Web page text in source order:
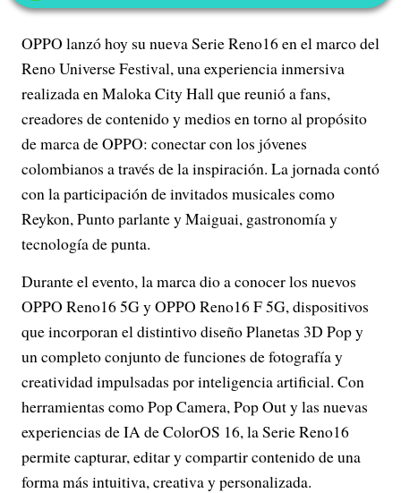
OPPO lanzó hoy su nueva Serie Reno16 en el marco del
Reno Universe Festival, una experiencia inmersiva
realizada en Maloka City Hall que reunió a fans,
creadores de contenido y medios en torno al propósito
de marca de OPPO: conectar con los jóvenes
colombianos a través de la inspiración. La jornada contó
con la participación de invitados musicales como
Reykon, Punto parlante y Maiguai, gastronomía y
tecnología de punta.
Durante el evento, la marca dio a conocer los nuevos
OPPO Reno16 5G y OPPO Reno16 F 5G, dispositivos
que incorporan el distintivo diseño Planetas 3D Pop y
un completo conjunto de funciones de fotografía y
creatividad impulsadas por inteligencia artificial. Con
herramientas como Pop Camera, Pop Out y las nuevas
experiencias de IA de ColorOS 16, la Serie Reno16
permite capturar, editar y compartir contenido de una
forma más intuitiva, creativa y personalizada.